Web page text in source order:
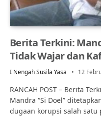
Berita Terkini:
Tidak Wajar dan
I Nengah Susila Yasa 12
RANCAH POST – Berita
Mandra “Si Doel”
dugaan korupsi salah